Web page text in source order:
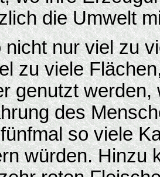
die Umwelt
nicht nur viel zu
zu viele
genutzt
des
so viele
würden. Hinzu